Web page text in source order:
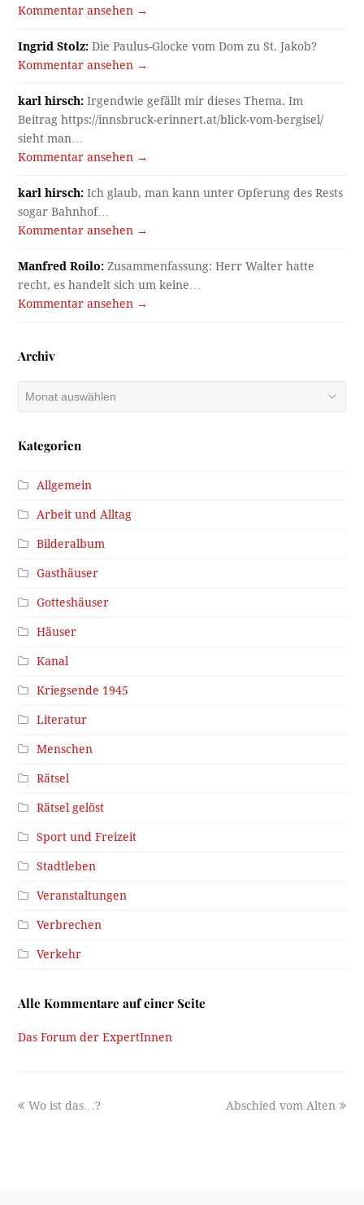
Kommentar ansehen →
Ingrid Stolz: Die Paulus-Glocke vom Dom zu St. Jakob?
Kommentar ansehen →
karl hirsch: Irgendwie gefällt mir dieses Thema. Im
Beitrag https://innsbruck-erinnert.at/blick-vom-bergisel/
sieht man…
Kommentar ansehen →
karl hirsch: Ich glaub, man kann unter Opferung des Rests
sogar Bahnhof…
Kommentar ansehen →
Manfred Roilo: Zusammenfassung: Herr Walter hatte
recht, es handelt sich um keine…
Kommentar ansehen →
Archiv
Kategorien
Allgemein
Arbeit und Alltag
Bilderalbum
Gasthäuser
Gotteshäuser
Häuser
Kanal
Kriegsende 1945
Literatur
Menschen
Rätsel
Rätsel gelöst
Sport und Freizeit
Stadtleben
Veranstaltungen
Verbrechen
Verkehr
Alle Kommentare auf einer Seite
Das Forum der ExpertInnen
previous
Wo ist das…?
next
Abschied vom Alten